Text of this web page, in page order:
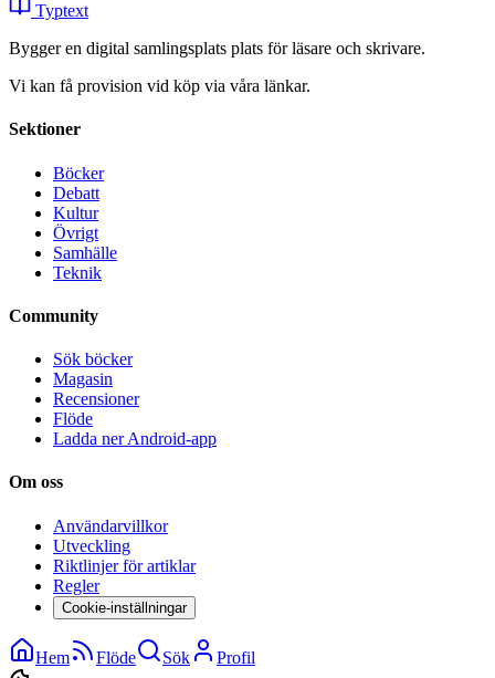
Typtext
Bygger en digital samlingsplats plats för läsare och skrivare.
Vi kan få provision vid köp via våra länkar.
Sektioner
Böcker
Debatt
Kultur
Övrigt
Samhälle
Teknik
Community
Sök böcker
Magasin
Recensioner
Flöde
Ladda ner Android-app
Om oss
Användarvillkor
Utveckling
Riktlinjer för artiklar
Regler
Cookie-inställningar
Hem Flöde Sök Profil